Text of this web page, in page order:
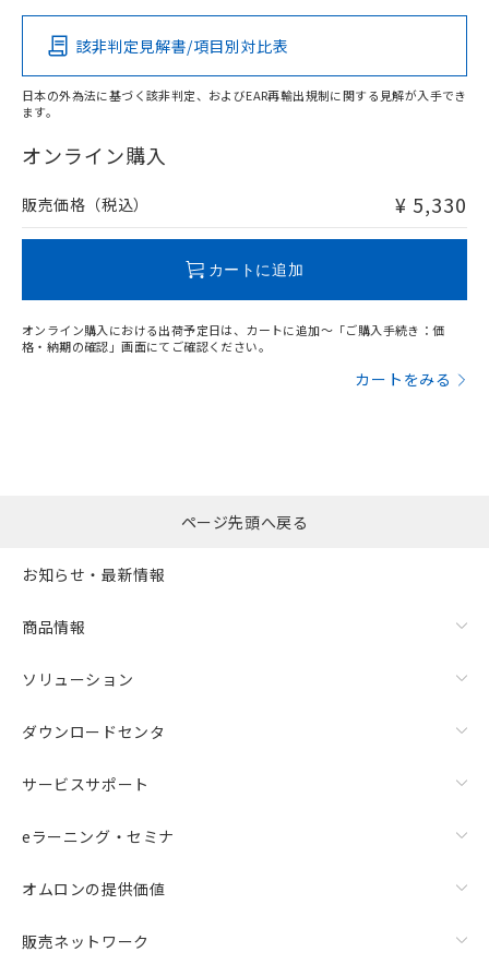
O
在庫等で未対応品が混在する可能性があります。
問い合わせください。
その他の認証はこちらのページからご検索ください
該非判定見解書/項目別対比表
日本の外為法に基づく該非判定、およびEAR再輸出規制に関する見解が入手でき
ます。
オンライン購入
販売価格（税込） ¥ 5,330
カートに追加
オンライン購入における出荷予定日は、カートに追加～「ご購入手続き：価
格・納期の確認」画面にてご確認ください。
カートをみる
ページ先頭へ戻る
お知らせ・最新情報
商品情報
ソリューション
ダウンロードセンタ
サービスサポート
eラーニング・セミナ
オムロンの提供価値
販売ネットワーク